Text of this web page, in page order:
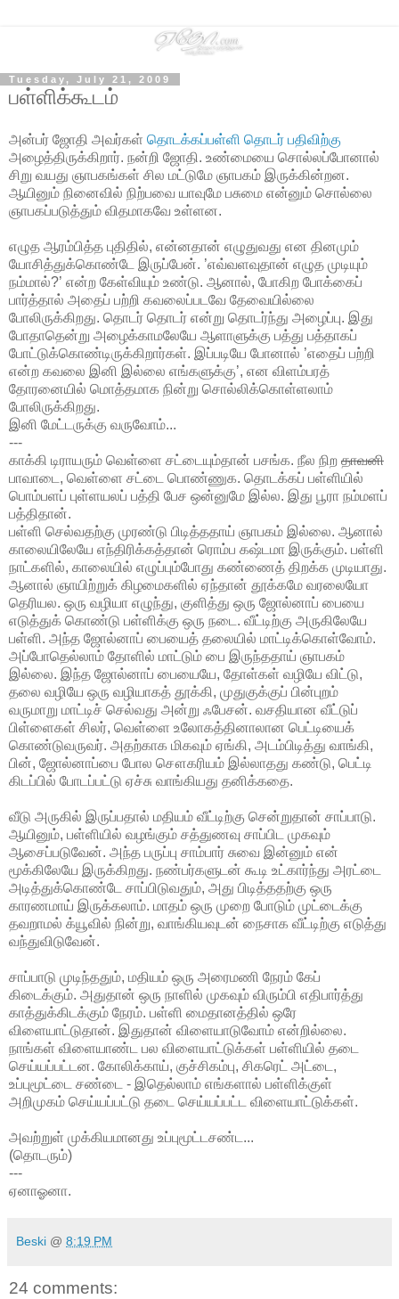
Tuesday, July 21, 2009
பள்ளிக்கூடம்
அன்பர் ஜோதி அவர்கள் தொடக்கப்பள்ளி தொடர் பதிவிற்கு
அழைத்திருக்கிறார். நன்றி ஜோதி. உண்மையை சொல்லப்போனால்
சிறு வயது ஞாபகங்கள் சில மட்டுமே ஞாபகம் இருக்கின்றன.
ஆயினும் நினைவில் நிற்பவை யாவுமே பசுமை என்னும் சொல்லை
ஞாபகப்படுத்தும் விதமாகவே உள்ளன.
எழுத ஆரம்பித்த புதிதில், என்னதான் எழுதுவது என தினமும்
யோசித்துக்கொண்டே இருப்பேன். ’எவ்வளவுதான் எழுத முடியும்
நம்மால்?’ என்ற கேள்வியும் உண்டு. ஆனால், போகிற போக்கைப்
பார்த்தால் அதைப் பற்றி கவலைப்படவே தேவையில்லை
போலிருக்கிறது. தொடர் தொடர் என்று தொடர்ந்து அழைப்பு. இது
போதாதென்று அழைக்காமலேயே ஆளாளுக்கு பத்து பத்தாகப்
போட்டுக்கொண்டிருக்கிறார்கள். இப்படியே போனால் ’எதைப் பற்றி
என்ற கவலை இனி இல்லை எங்களுக்கு’, என விளம்பரத்
தோரனையில் மொத்தமாக நின்று சொல்லிக்கொள்ளலாம்
போலிருக்கிறது.
இனி மேட்டருக்கு வருவோம்...
---
காக்கி டிராயரும் வெள்ளை சட்டையும்தான் பசங்க. நீல நிற தாவனி
பாவாடை, வெள்ளை சட்டை பொண்ணுக. தொடக்கப் பள்ளியில்
பொம்பளப் புள்ளயலப் பத்தி பேச ஒன்னுமே இல்ல. இது பூரா நம்மளப்
பத்திதான்.
பள்ளி செல்வதற்கு முரண்டு பிடித்ததாய் ஞாபகம் இல்லை. ஆனால்
காலையிலேயே எந்திரிக்கத்தான் ரொம்ப கஷ்டமா இருக்கும். பள்ளி
நாட்களில், காலையில் எழுப்பும்போது கண்ணைத் திறக்க முடியாது.
ஆனால் ஞாயிற்றுக் கிழமைகளில் ஏந்தான் தூக்கமே வரலையோ
தெரியல. ஒரு வழியா எழுந்து, குளித்து ஒரு ஜோல்னாப் பையை
எடுத்துக் கொண்டு பள்ளிக்கு ஒரு நடை. வீட்டிற்கு அருகிலேயே
பள்ளி. அந்த ஜோல்னாப் பையைத் தலையில் மாட்டிக்கொள்வோம்.
அப்போதெல்லாம் தோளில் மாட்டும் பை இருந்ததாய் ஞாபகம்
இல்லை. இந்த ஜோல்னாப் பையையே, தோள்கள் வழியே விட்டு,
தலை வழியே ஒரு வழியாகத் தூக்கி, முதுகுக்குப் பின்புறம்
வருமாறு மாட்டிச் செல்வது அன்று ஃபேசன். வசதியான வீட்டுப்
பிள்ளைகள் சிலர், வெள்ளை உலோகத்தினாலான பெட்டியைக்
கொண்டுவருவர். அதற்காக மிகவும் ஏங்கி, அடம்பிடித்து வாங்கி,
பின், ஜோல்னாப்பை போல சௌகரியம் இல்லாதது கண்டு, பெட்டி
கிடப்பில் போடப்பட்டு ஏச்சு வாங்கியது தனிக்கதை.
வீடு அருகில் இருப்பதால் மதியம் வீட்டிற்கு சென்றுதான் சாப்பாடு.
ஆயினும், பள்ளியில் வழங்கும் சத்துணவு சாப்பிட முகவும்
ஆசைப்படுவேன். அந்த பருப்பு சாம்பார் சுவை இன்னும் என்
மூக்கிலேயே இருக்கிறது. நண்பர்களுடன் கூடி உட்கார்ந்து அரட்டை
அடித்துக்கொண்டே சாப்பிடுவதும், அது பிடித்ததற்கு ஒரு
காரணமாய் இருக்கலாம். மாதம் ஒரு முறை போடும் முட்டைக்கு
தவறாமல் க்யூவில் நின்று, வாங்கியவுடன் நைசாக வீட்டிற்கு எடுத்து
வந்துவிடுவேன்.
சாப்பாடு முடிந்ததும், மதியம் ஒரு அரைமணி நேரம் கேப்
கிடைக்கும். அதுதான் ஒரு நாளில் முகவும் விரும்பி எதிபார்த்து
காத்துக்கிடக்கும் நேரம். பள்ளி மைதானத்தில் ஒரே
விளையாட்டுதான். இதுதான் விளையாடுவோம் என்றில்லை.
நாங்கள் விளையாண்ட பல விளையாட்டுக்கள் பள்ளியில் தடை
செய்யப்பட்டன. கோலிக்காய், குச்சிகம்பு, சிகரெட் அட்டை,
உப்புமூட்டை சண்டை - இதெல்லாம் எங்களால் பள்ளிக்குள்
அறிமுகம் செய்யப்பட்டு தடை செய்யப்பட்ட விளையாட்டுக்கள்.
அவற்றுள் முக்கியமானது உப்புமூட்டசண்ட...
(தொடரும்)
---
ஏனாஓனா.
Beski @ 8:19 PM
24 comments: